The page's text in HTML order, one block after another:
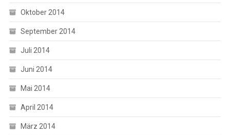
Oktober 2014
September 2014
Juli 2014
Juni 2014
Mai 2014
April 2014
März 2014